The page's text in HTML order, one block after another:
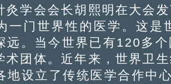
会会长胡熙明在大会发
一门世界性的医学。这是
远。当今世界已有120多
术团体。近年来，世界卫
地设立了传统医学合作中